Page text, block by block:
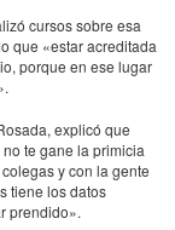
cursos sobre esa
que «estar acreditada
porque en ese lugar
explicó que
no te gane la primicia
y con la gente
tiene los datos
prendido».